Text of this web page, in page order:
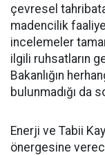
çevresel
madencilik
incelemeler
ilgili ruhsatların
Bakanlığın
bulunmadığı da
Enerji ve Tabii
önergesine